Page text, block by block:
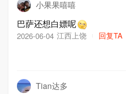
小果果嘻嘻
巴萨还想白嫖呢
2026-06-04 江西上饶 回复TA
Tian达多